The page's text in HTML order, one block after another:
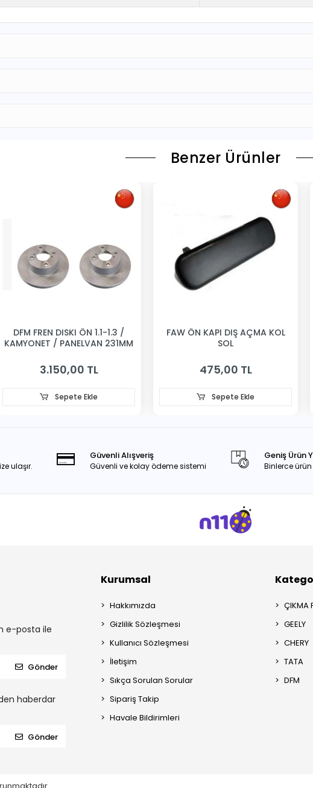
Benzer Ürünler
DFM FREN DISKI ÖN 1.1-1.3 /
KAMYONET / PANELVAN 231MM
3.150,00 TL
Sepete Ekle
FAW ÖN KAPI DIŞ AÇMA KOL
SOL
475,00 TL
Sepete Ekle
ulaşır.
Güvenli Alışveriş
Güvenli ve kolay ödeme sistemi
Geniş Ürün
Binlerce
e-posta ile
Gönder
haberdar
Gönder
Kurumsal
Hakkımızda
Gizlilik Sözleşmesi
Kullanıcı Sözleşmesi
İletişim
Sıkça Sorulan Sorular
Sipariş Takip
Havale Bildirimleri
ÇIKMA
GEELY
CHERY
TATA
DFM